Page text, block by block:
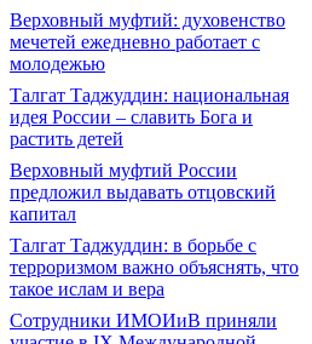
Верховный муфтий: духовенство
мечетей ежедневно работает с
молодежью
Талгат Таджуддин: национальная
идея России – славить Бога и
растить детей
Верховный муфтий России
предложил выдавать отцовский
капитал
Талгат Таджуддин: в борьбе с
терроризмом важно объяснять, что
такое ислам и вера
Сотрудники ИМОИиВ приняли